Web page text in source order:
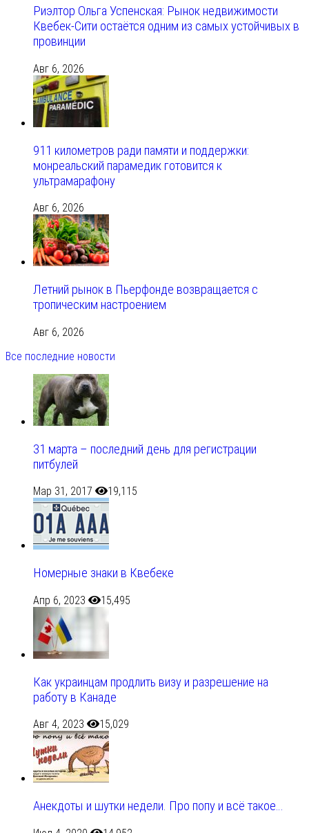
Риэлтор Ольга Успенская: Рынок недвижимости
Квебек-Сити остаётся одним из самых устойчивых в
провинции
Авг 6, 2026
911 километров ради памяти и поддержки:
монреальский парамедик готовится к
ультрамарафону
Авг 6, 2026
Летний рынок в Пьерфонде возвращается с
тропическим настроением
Авг 6, 2026
Все последние новости
31 марта – последний день для регистрации
питбулей
Мар 31, 2017 19,115
Номерные знаки в Квебеке
Апр 6, 2023 15,495
Как украинцам продлить визу и разрешение на
работу в Канаде
Авг 4, 2023 15,029
Анекдоты и шутки недели. Про попу и всё такое…